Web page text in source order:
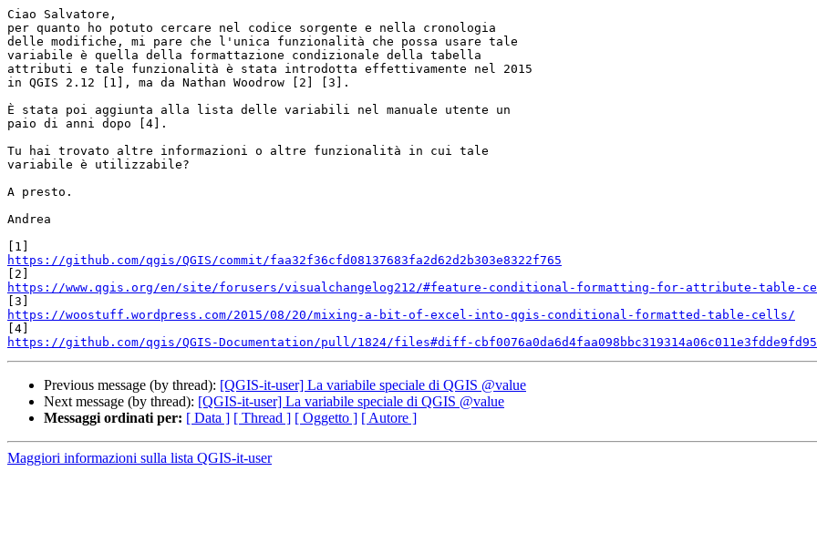
Ciao Salvatore,
per quanto ho potuto cercare nel codice sorgente e nella cronologia
delle modifiche, mi pare che l'unica funzionalità che possa usare tale
variabile è quella della formattazione condizionale della tabella
attributi e tale funzionalità è stata introdotta effettivamente nel 2015
in QGIS 2.12 [1], ma da Nathan Woodrow [2] [3].
È stata poi aggiunta alla lista delle variabili nel manuale utente un
paio di anni dopo [4].
Tu hai trovato altre informazioni o altre funzionalità in cui tale
variabile è utilizzabile?
A presto.
Andrea
https://github.com/qgis/QGIS/commit/faa32f36cfd08137683fa2d62d2b303e8322f765
https://www.qgis.org/en/site/forusers/visualchangelog212/#feature-conditional-formatting-for-attribute-table-
https://woostuff.wordpress.com/2015/08/20/mixing-a-bit-of-excel-into-qgis-conditional-formatted-table-cells/
https://github.com/qgis/QGIS-Documentation/pull/1824/files#diff-
Previous message (by thread): [QGIS-it-user] La variabile speciale di QGIS @value
Next message (by thread): [QGIS-it-user] La variabile speciale di QGIS @value
Messaggi ordinati per: [ Data ] [ Thread ] [ Oggetto ] [ Autore ]
Maggiori informazioni sulla lista QGIS-it-user